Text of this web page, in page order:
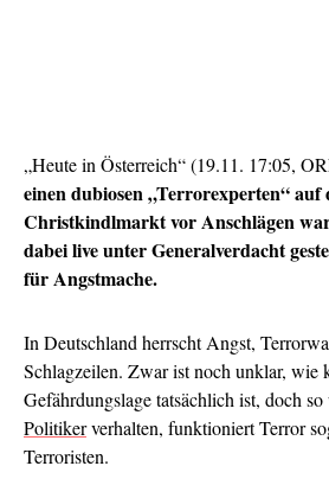
„Heute in Österreich“ (19.11. 17:05,
einen dubiosen „Terrorexperten“ auf
Christkindlmarkt vor Anschlägen
dabei live unter Generalverdacht
für Angstmache.
In Deutschland herrscht Angst,
Schlagzeilen. Zwar ist noch unklar, wie
Gefährdungslage tatsächlich ist, doch
Politikerverhalten, funktioniert Terror
Terroristen.